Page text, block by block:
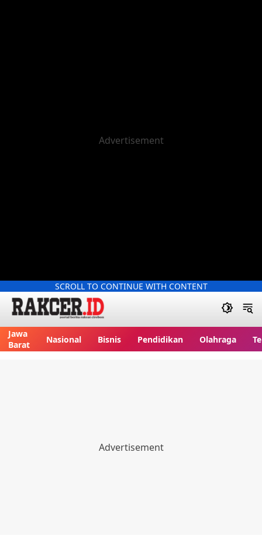
SCROLL TO CONTINUE WITH CONTENT
Jawa
Barat
Nasional Bisnis Pendidikan Olahraga